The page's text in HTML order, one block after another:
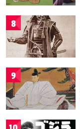
8
9